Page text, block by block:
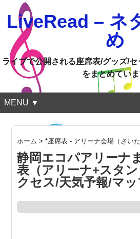
LiveRead – ネ
め
ライブで公開される座席表/グッズ/
をまとめてい
MENU ▼
ホーム >*座席表 - アリーナ会場（さい
静岡エコパアリー
表（アリーナ+スタ
クセス/天気予報/マ